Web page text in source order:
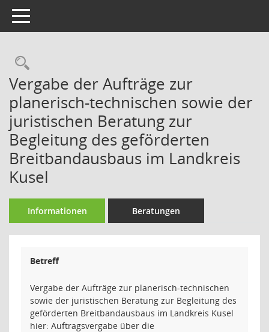
Toggle navigation
Rechercheauswahl
Vergabe der Aufträge zur
planerisch-technischen sowie der
juristischen Beratung zur
Begleitung des geförderten
Breitbandausbaus im Landkreis
Kusel
Informationen Beratungen
Betreff
Vergabe der Aufträge zur planerisch-technischen
sowie der juristischen Beratung zur Begleitung des
geförderten Breitbandausbaus im Landkreis Kusel
hier: Auftragsvergabe über die